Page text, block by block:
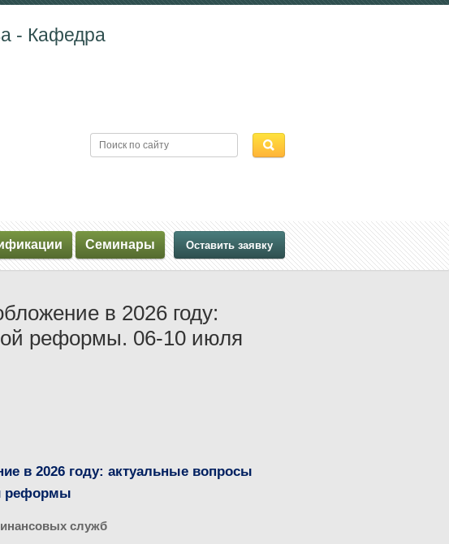
- Кафедра
Семинары Оставить заявку
в 2026 году:
реформы. 06-10 июля
в 2026 году: актуальные вопросы
реформы
служб